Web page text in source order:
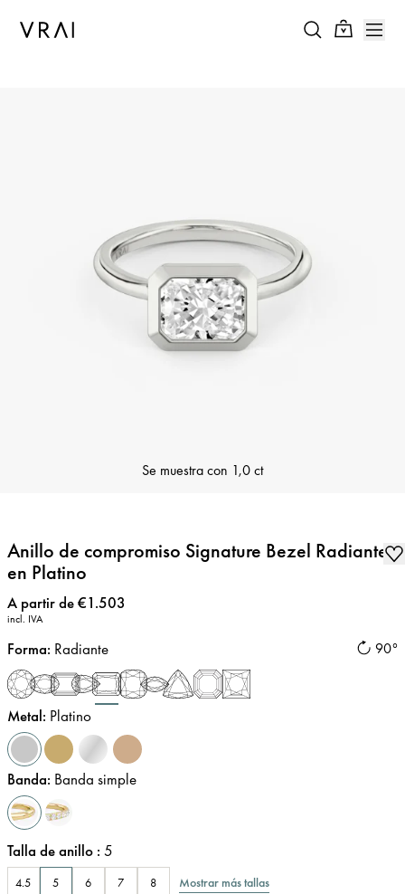
Se muestra con 1,0 ct
Anillo de compromiso Signature Bezel Radiante
en Platino
Precio:
A partir de €1.503
incl. IVA
90°
Forma: Radiante
Metal: Platino
Banda: Banda simple
Talla de anillo : 5
4.5 5 6 7 8 Mostrar más tallas